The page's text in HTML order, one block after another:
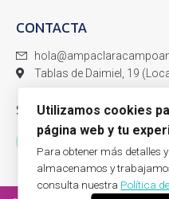
CONTACTA
Tablas de Daimiel, 19
SÍGUENOS
Utilizamos cookies
página web y tu
Para obtener más detalles
almacenamos y
consulta nuestra Política